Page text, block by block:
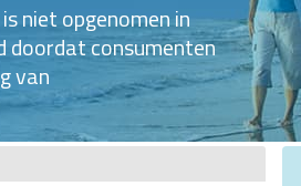
niet opgenomen in
doordat consumenten
van